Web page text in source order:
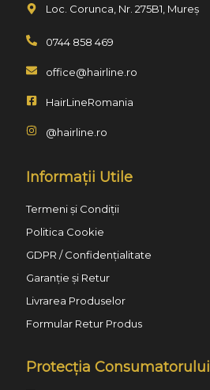
Loc. Corunca, Nr. 275B1, Mureș
0744 858 469
office@hairline.ro
HairLineRomania
@hairline.ro
Informații Utile
Termeni și Condiții
Politica Cookie
GDPR / Confidențialitate
Garanție și Retur
Livrarea Produselor
Formular Retur Produs
Protecția Consumatorului